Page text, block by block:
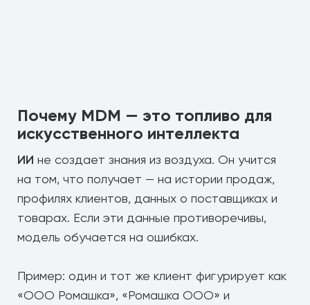
Почему MDM — это топливо для
искусственного интеллекта
ИИне создает знания из воздуха. Он учится
на том, что получает — на истории продаж,
профилях клиентов, данных о поставщиках и
товарах. Если эти данные противоречивы,
модель обучается на ошибках.
Пример: один и тот же клиент фигурирует как
«ООО Ромашка», «Ромашка ООО» и